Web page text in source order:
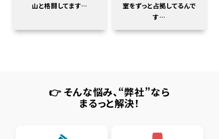
山と格闘してます…
室をずっと占拠してるんで
す…
👉 そんな悩み、“弊社”なら
まるっと解決！